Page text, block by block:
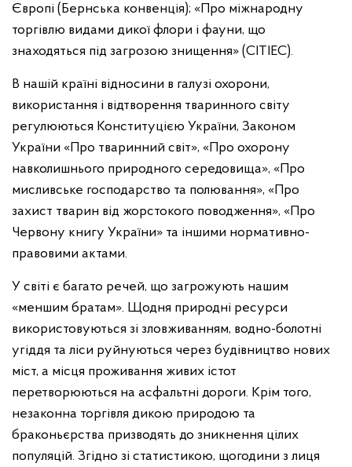
Європі (Бернська конвенція); «Про міжнародну
торгівлю видами дикої флори і фауни, що
знаходяться під загрозою знищення» (СІТІЕС).
В нашій країні відносини в галузі охорони,
використання і відтворення тваринного світу
регулюються Конституцією України, Законом
України «Про тваринний світ», «Про охорону
навколишнього природного середовища», «Про
мисливське господарство та полювання», «Про
захист тварин від жорстокого поводження», «Про
Червону книгу України» та іншими нормативно-
правовими актами.
У світі є багато речей, що загрожують нашим
«меншим братам». Щодня природні ресурси
використовуються зі зловживанням, водно-болотні
угіддя та ліси руйнуються через будівництво нових
міст, а місця проживання живих істот
перетворюються на асфальтні дороги. Крім того,
незаконна торгівля дикою природою та
браконьєрства призводять до зникнення цілих
популяцій. Згідно зі статистикою, щогодини з лиця